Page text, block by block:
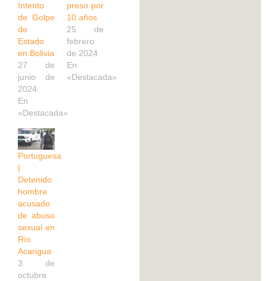
Intento
de Golpe
de
Estado
en Bolivia
27 de
junio de
2024
En
«Destacada»
preso por
10 años
25 de
febrero
de 2024
En
«Destacada»
Portuguesa
|
Detenido
hombre
acusado
de abuso
sexual en
Río
Acarigua
3 de
octubre